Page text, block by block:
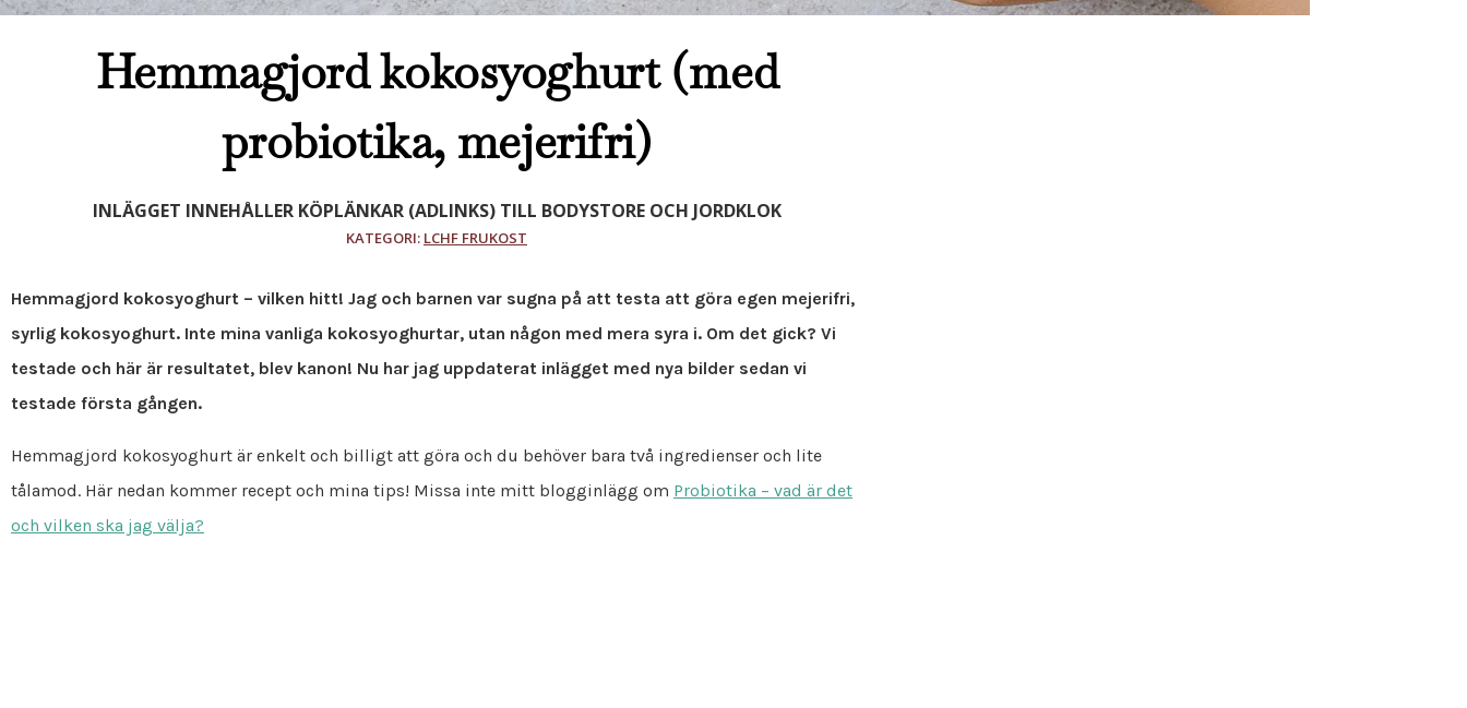
Hemmagjord kokosyoghurt (med
probiotika, mejerifri)
INLÄGGET INNEHÅLLER KÖPLÄNKAR (ADLINKS) TILL BODYSTORE OCH JORDKLOK
KATEGORI: LCHF FRUKOST
Hemmagjord kokosyoghurt – vilken hitt! Jag och barnen var sugna på att testa att göra egen mejerifri,
syrlig kokosyoghurt. Inte mina vanliga kokosyoghurtar, utan någon med mera syra i. Om det gick? Vi
testade och här är resultatet, blev kanon! Nu har jag uppdaterat inlägget med nya bilder sedan vi
testade första gången.
Hemmagjord kokosyoghurt är enkelt och billigt att göra och du behöver bara två ingredienser och lite
tålamod. Här nedan kommer recept och mina tips! Missa inte mitt blogginlägg om Probiotika – vad är det
och vilken ska jag välja?